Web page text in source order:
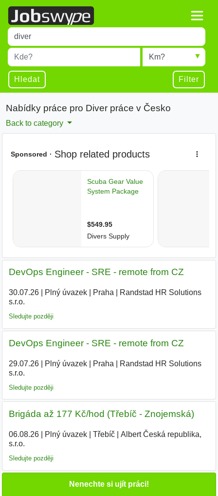
Title
Type 1 or more characters for results.
Místo
Type 1 or more characters for results.
Radius
Hledat Filter
Nabídky práce pro Diver práce v Česko
Back to category
DevOps Engineer - SRE - remote from CZ
30.07.26| Plný úvazek| Praha
Randstad HR Solutions
s.r.o.
Sledujte později
DevOps Engineer - SRE - remote from CZ
29.07.26| Plný úvazek| Praha
Randstad HR Solutions
s.r.o.
Sledujte později
Brigáda až 177 Kč/hod (Třebíč - Znojemská)
06.08.26| Plný úvazek| Třebíč|
Albert Česká republika,
s.r.o.
Sledujte později
Nenechte si ujít práci!